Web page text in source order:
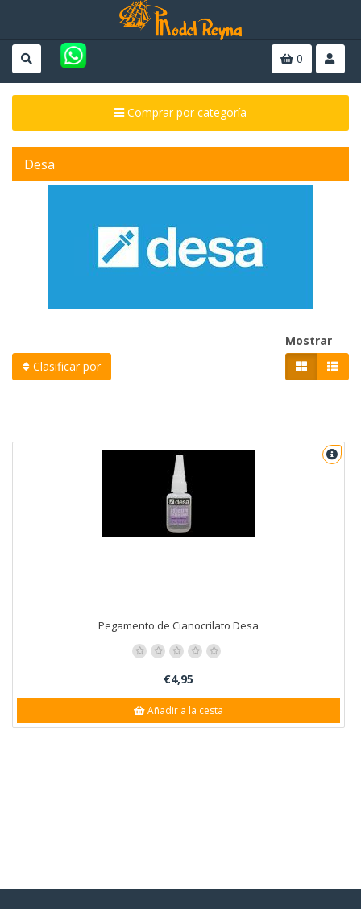
0
Comprar por categoría
Desa
Clasificar por
Mostrar
Pegamento de Cianocrilato Desa
€4,95
Añadir a la cesta